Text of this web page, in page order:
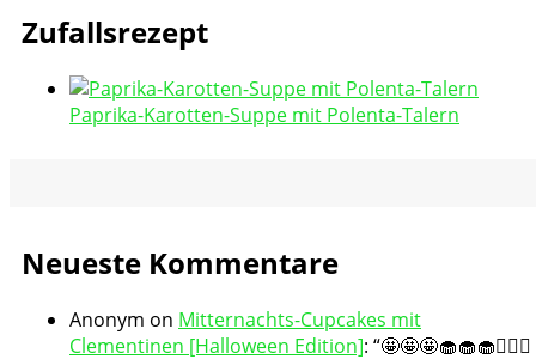
Zufallsrezept
Paprika-Karotten-Suppe mit Polenta-Talern
Neueste Kommentare
Anonym on Mitternachts-Cupcakes mit
Clementinen [Halloween Edition]: “🤩🤩🤩🧁🧁🧁🧛🏻‍♀️